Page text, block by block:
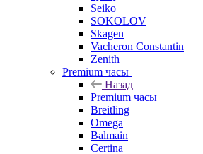
Seiko
SOKOLOV
Skagen
Vacheron Constantin
Zenith
Premium часы
Назад
Premium часы
Breitling
Omega
Balmain
Certina